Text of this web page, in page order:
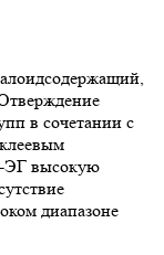
в сочетании с
ЭГ высокую
диапазоне